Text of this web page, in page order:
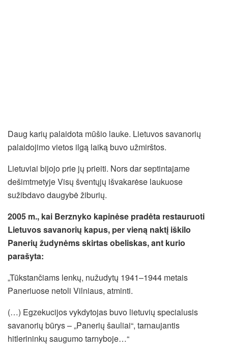
Daug karių palaidota mūšio lauke. Lietuvos savanorių
palaidojimo vietos ilgą laiką buvo užmirštos.
Lietuviai bijojo prie jų prieiti. Nors dar septintajame
dešimtmetyje Visų šventųjų išvakarėse laukuose
sužibdavo daugybė žiburių.
2005 m., kai Berznyko kapinėse pradėta restauruoti
Lietuvos savanorių kapus, per vieną naktį iškilo
Panerių žudynėms skirtas obeliskas, ant kurio
parašyta:
„Tūkstančiams lenkų, nužudytų 1941–1944 metais
Paneriuose netoli Vilniaus, atminti.
(…) Egzekucijos vykdytojas buvo lietuvių specialusis
savanorių būrys – „Panerių šauliai“, tarnaujantis
hitlerininkų saugumo tarnyboje…“